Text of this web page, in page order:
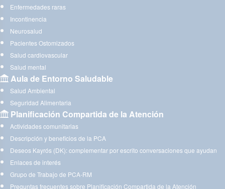
Enfermedades raras
Incontinencia
Neurosalud
Pacientes Ostomizados
Salud cardiovascular
Salud mental
Aula de Entorno Saludable
Salud Ambiental
Seguridad Alimentaria
Planificación Compartida de la Atención
Actividades comunitarias
Descripción y beneficios de la PCA
Deseos Kayrós (DK): complementar por escrito conversaciones que ayudan
Enlaces de interés
Grupo de Trabajo de PCA-RM
Preguntas frecuentes sobre Planificación Compartida de la Atención